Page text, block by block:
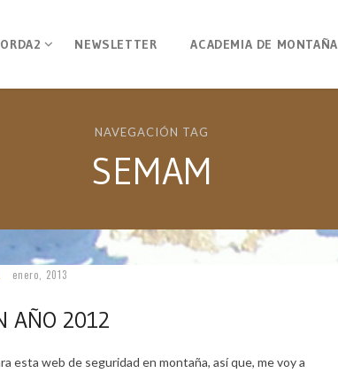
NEWSLETTER ACADEMIA DE MONTAÑA
NAVEGACIÓN TAG
SEMAM
enero, 2013
AÑO 2012
esta web de seguridad en montaña, así que, me voy a